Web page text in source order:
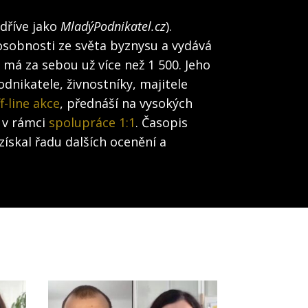
jako MladýPodnikatel.cz).
ze světa byznysu a vydává
za sebou už více než 1 500. Jeho
živnostníky, majitele
line akce, přednáší na vysokých
rámci spolupráce 1:1. Časopis
řadu dalších ocenění a